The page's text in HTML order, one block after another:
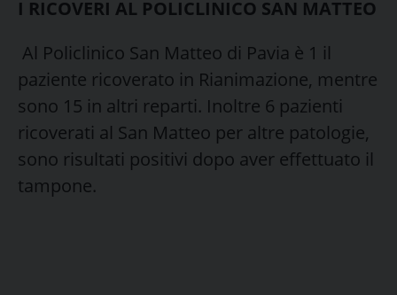
I RICOVERI AL POLICLINICO SAN MATTEO
Al Policlinico San Matteo di Pavia è 1 il
paziente ricoverato in Rianimazione, mentre
sono 15 in altri reparti. Inoltre 6 pazienti
ricoverati al San Matteo per altre patologie,
sono risultati positivi dopo aver effettuato il
tampone.